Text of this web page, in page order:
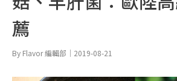
薦
By Flavor 編輯部｜2019-08-21